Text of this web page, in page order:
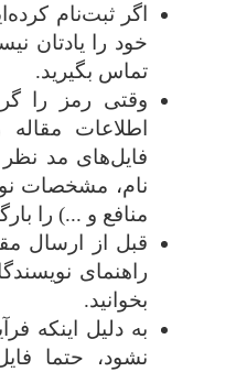
اگر ثبت‌نام
خود را یادتان
تماس بگیرید.
وقتی رمز را
اطلاعات مقاله
فایل‌های مد
نام، مشخصات
منافع و ...) را
قبل از ارسال
راهنمای
بخوانید.
به دلیل اینکه
نشود، حتما